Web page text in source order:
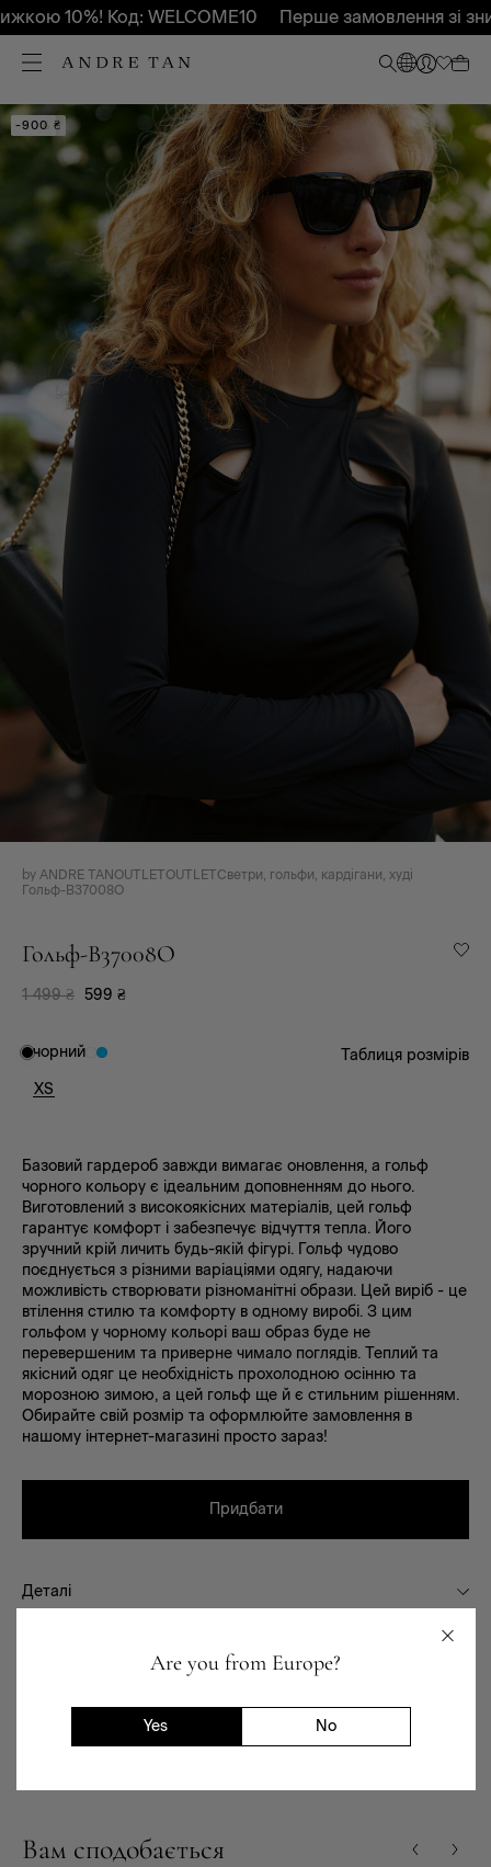
Are you from Europe?
Yes No
10%! Код: WELCOME10 Перше замовлення зі
-60%
-900 ₴
by ANDRE TANOUTLETOUTLETСветри, гольфи, кардігани, худі
Гольф-B37008O
Гольф-B37008O
1 499 ₴ 599 ₴
чорний
XS
Таблиця розмірів
Базовий гардероб завжди вимагає оновлення, а гольф
чорного кольору є ідеальним доповненням до нього.
Виготовлений з високоякісних матеріалів, цей гольф
гарантує комфорт і забезпечує відчуття тепла. Його
зручний крій личить будь-якій фігурі. Гольф чудово
поєднується з різними варіаціями одягу, надаючи
можливість створювати різноманітні образи. Цей виріб - це
втілення стилю та комфорту в одному виробі. З цим
гольфом у чорному кольорі ваш образ буде не
перевершеним та приверне чимало поглядів. Теплий та
якісний одяг це необхідність прохолодною осінню та
морозною зимою, а цей гольф ще й є стильним рішенням.
Обирайте свій розмір та оформлюйте замовлення в
нашому інтернет-магазині просто зараз!
Придбати
Деталі
Призначення
Доставка та повернення
Вам сподобається